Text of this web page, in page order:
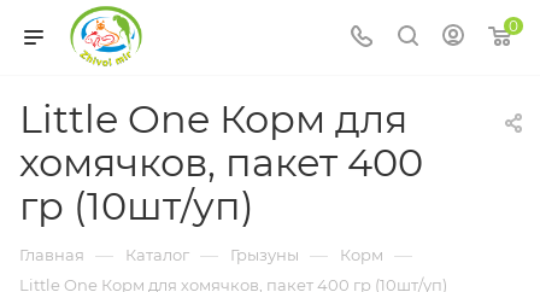
0
Little One Корм для
хомячков, пакет 400
гр (10шт/уп)
Главная — Каталог — Грызуны — Корм —
Little One Корм для хомячков, пакет 400 гр (10шт/уп)